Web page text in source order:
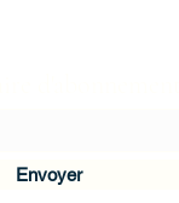
Envoyer